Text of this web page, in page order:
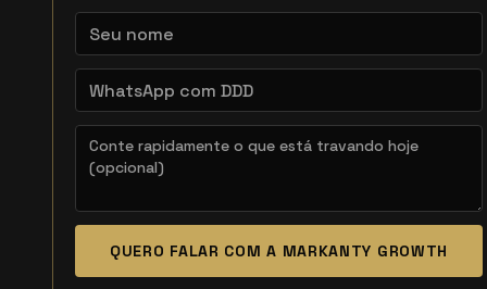
QUERO FALAR COM A MARKANTY GROWTH